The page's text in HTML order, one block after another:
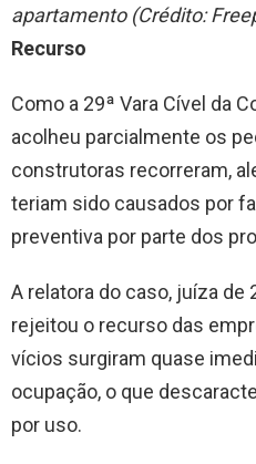
apartamento (Crédito:
Recurso
Como a 29ª Vara Cível da
acolheu parcialmente os
construtoras recorreram,
teriam sido causados por
preventiva por parte dos
A relatora do caso, juíza de
rejeitou o recurso das
vícios surgiram quase
ocupação, o que
por uso.